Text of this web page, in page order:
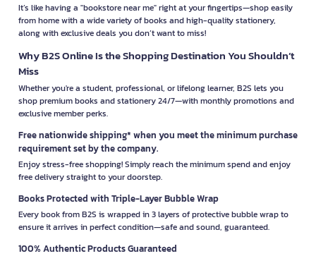
It’s like having a "bookstore near me" right at your fingertips—shop easily
from home with a wide variety of books and high-quality stationery,
along with exclusive deals you don’t want to miss!
Why B2S Online Is the Shopping Destination You Shouldn’t
Miss
Whether you're a student, professional, or lifelong learner, B2S lets you
shop premium books and stationery 24/7—with monthly promotions and
exclusive member perks.
Free nationwide shipping* when you meet the minimum purchase
requirement set by the company.
Enjoy stress-free shopping! Simply reach the minimum spend and enjoy
free delivery straight to your doorstep.
Books Protected with Triple-Layer Bubble Wrap
Every book from B2S is wrapped in 3 layers of protective bubble wrap to
ensure it arrives in perfect condition—safe and sound, guaranteed.
100% Authentic Products Guaranteed